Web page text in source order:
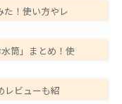
た！使い方やレ
筒」まとめ！使
レビューも紹